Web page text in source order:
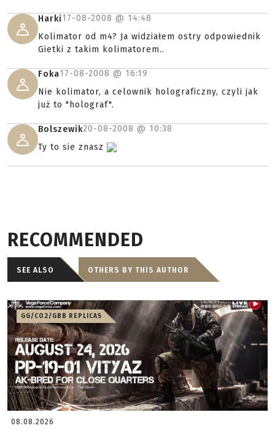
Harki17-08-2008 @ 14:48
Kolimator od m4? Ja widziałem ostry odpowiednik
Gietki z takim kolimatorem..
Foka17-08-2008 @ 16:19
Nie kolimator, a celownik holograficzny, czyli jak
już to "holograf".
Bolszewik20-08-2008 @ 10:38
Ty to sie znasz
RECOMMENDED
SEE ALSO OTHERS BY THIS AUTHOR
GG/CO2/GBB REPLICAS
08.08.2026